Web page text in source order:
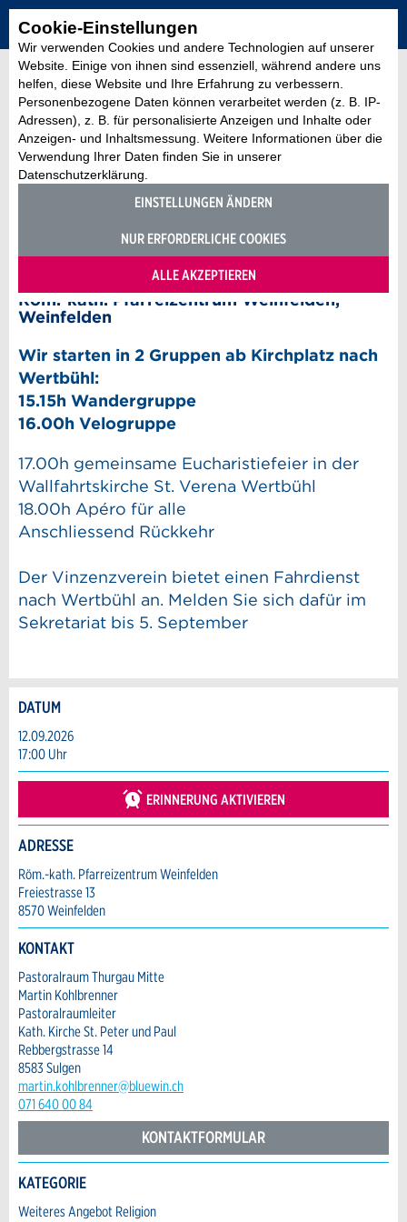
Cookie-Einstellungen
Wir verwenden Cookies und andere Technologien auf unserer
Website. Einige von ihnen sind essenziell, während andere uns
helfen, diese Website und Ihre Erfahrung zu verbessern.
Personenbezogene Daten können verarbeitet werden (z. B. IP-
Adressen), z. B. für personalisierte Anzeigen und Inhalte oder
Anzeigen- und Inhaltsmessung. Weitere Informationen über die
Verwendung Ihrer Daten finden Sie in unserer
Datenschutzerklärung.
EINSTELLUNGEN ÄNDERN
NUR ERFORDERLICHE COOKIES
ALLE AKZEPTIEREN
Sternmarsch - Wallfahrt des
Pastoralraums
Röm.-kath. Pfarreizentrum Weinfelden,
Weinfelden
Wir starten in 2 Gruppen ab Kirchplatz nach
Wertbühl:
15.15h Wandergruppe
16.00h Velogruppe
17.00h gemeinsame Eucharistiefeier in der
Wallfahrtskirche St. Verena Wertbühl
18.00h Apéro für alle
Anschliessend Rückkehr
Der Vinzenzverein bietet einen Fahrdienst
nach Wertbühl an. Melden Sie sich dafür im
Sekretariat bis 5. September
Anzeige beanstanden
Ihr Feedback wird sehr geschätzt!
Allgemeines Feedback
Anzeige nicht mehr gültig
Anzeige unvollständig
Nachricht
Anzeige weiterempfehlen
Empfehlen Sie diese Anzeige an Freunde
* Eingabe erforderlich
ANZEIGE WEITEREMPFEHLEN
Reservation
Veranstaltungsdatum *:
Anzahl der Teilnehmer *:
Vorname / Nachname *:
Firma / Organisation:
Adresszusatz:
Strasse und Nr. *:
PLZ / Ort *:
DATUM
12.09.2026
17:00 Uhr
ERINNERUNG AKTIVIEREN
ADRESSE
Röm.-kath. Pfarreizentrum Weinfelden
Freiestrasse 13
8570 Weinfelden
KONTAKT
Pastoralraum Thurgau Mitte
Martin Kohlbrenner
Pastoralraumleiter
Kath. Kirche St. Peter und Paul
Rebbergstrasse 14
8583 Sulgen
martin.kohlbrenner@bluewin.ch
071 640 00 84
KONTAKTFORMULAR
Kontakt
KATEGORIE
Weiteres Angebot Religion